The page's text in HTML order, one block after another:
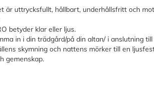
är uttrycksfullt, hållbart, underhållsfritt och
betyder klar eller ljus.
in i din trädgård/på din altan/ i anslutning
skymning och nattens mörker till en
gemenskap.